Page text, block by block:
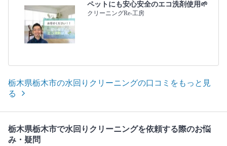
ペットにも安心安全のエコ洗剤使用🌱
クリーニングRe-工房
栃木県栃木市の水回りクリーニングの口コミをもっと見
る
栃木県栃木市で水回りクリーニングを依頼する際のお悩
み・疑問